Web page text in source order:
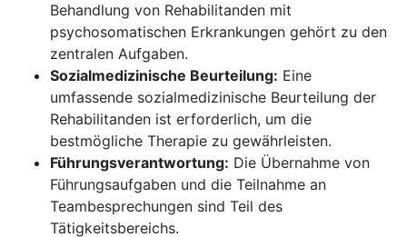
Behandlung von Rehabilitanden mit
psychosomatischen Erkrankungen gehört zu den
zentralen Aufgaben.
Sozialmedizinische Beurteilung: Eine
umfassende sozialmedizinische Beurteilung der
Rehabilitanden ist erforderlich, um die
bestmögliche Therapie zu gewährleisten.
Führungsverantwortung: Die Übernahme von
Führungsaufgaben und die Teilnahme an
Teambesprechungen sind Teil des
Tätigkeitsbereichs.